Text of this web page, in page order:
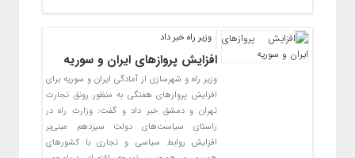
وزیر راه خبر داد
افزایش پروازهای ایران و سوریه
وزیر راه و شهرسازی از آمادگی ایران و سوریه برای
افزایش پروازهای هفتگی به منظور رونق تجارت
تهران و دمشق خبر داد و گفت: وزارت راه در
راستای سیاست‌های دولت سیزدهم مبنی‌بر
افزایش روابط سیاسی و تجاری با کشورهای